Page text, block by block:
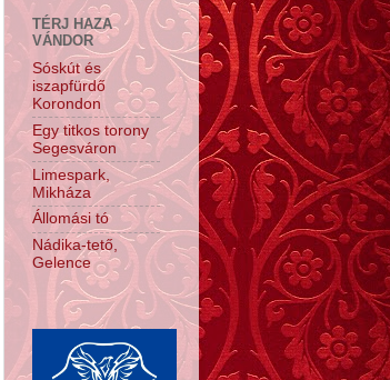
TÉRJ HAZA
VÁNDOR
Sóskút és
iszapfürdő
Korondon
Egy titkos torony
Segesváron
Limespark,
Mikháza
Állomási tó
Nádika-tető,
Gelence